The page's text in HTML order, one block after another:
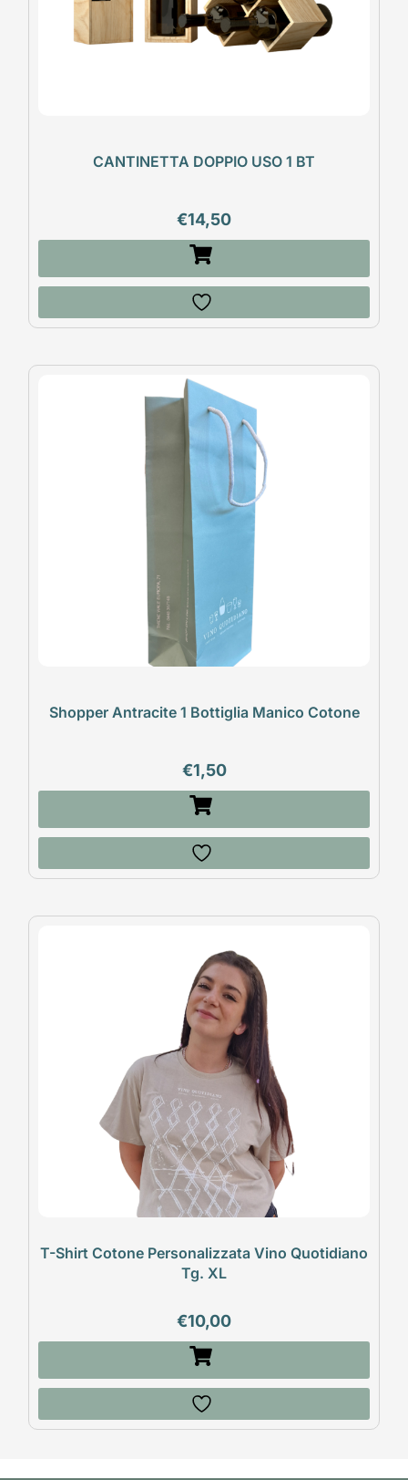
CANTINETTA DOPPIO USO 1 BT
€14,50
Shopper Antracite 1 Bottiglia Manico Cotone
€1,50
T-Shirt Cotone Personalizzata Vino Quotidiano
Tg. XL
€10,00